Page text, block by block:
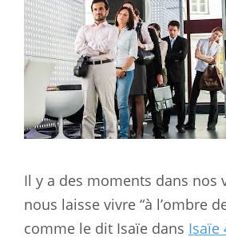
Il y a des moments dans nos
nous laisse vivre “à l’ombre
comme le dit Isaïe dans Isaïe